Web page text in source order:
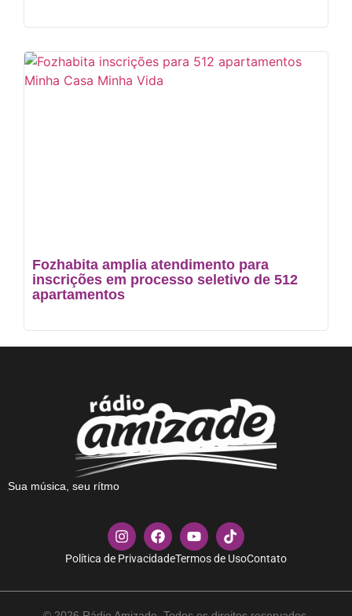
Fozhabita amplia atendimento para
inscrições em processo seletivo de 512
apartamentos
Sua música, seu rítmo
Política de PrivacidadeTermos de UsoContato